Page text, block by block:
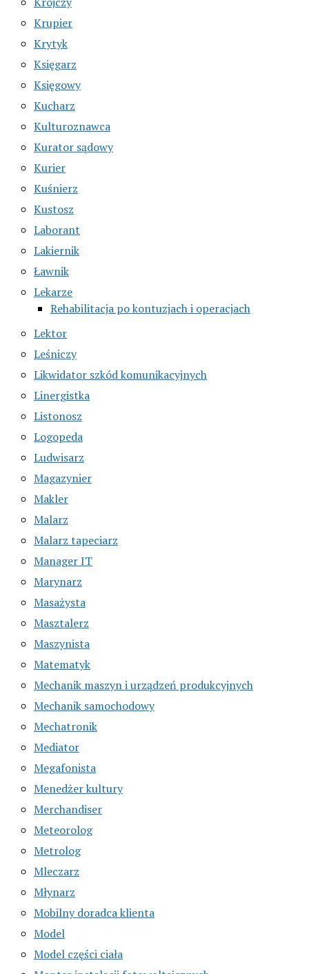
Krupier
Krytyk
Księgarz
Księgowy
Kucharz
Kulturoznawca
Kurator sądowy
Kurier
Kuśnierz
Kustosz
Laborant
Lakiernik
Ławnik
Lekarze
Rehabilitacja po kontuzjach i operacjach
Lektor
Leśniczy
Likwidator szkód komunikacyjnych
Linergistka
Listonosz
Logopeda
Ludwisarz
Magazynier
Makler
Malarz
Malarz tapeciarz
Manager IT
Marynarz
Masażysta
Masztalerz
Maszynista
Matematyk
Mechanik maszyn i urządzeń produkcyjnych
Mechanik samochodowy
Mechatronik
Mediator
Megafonista
Menedżer kultury
Merchandiser
Meteorolog
Metrolog
Mleczarz
Młynarz
Mobilny doradca klienta
Model
Model części ciała